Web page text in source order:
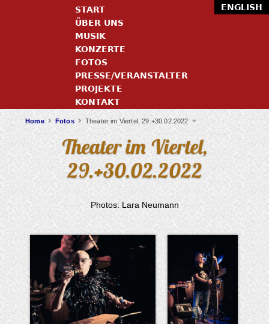
Home Fotos Theater im Viertel, 29.+30.02.2022
Theater im Viertel,
29.+30.02.2022
Photos: Lara Neumann
START
ÜBER UNS
MUSIK
KONZERTE
FOTOS
PRESSE/VERANSTALTER
PROJEKTE
KONTAKT
ENGLISH